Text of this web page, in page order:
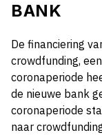
BANK
De financiering
crowdfunding,
coronaperiode
de nieuwe bank
coronaperiode
naar